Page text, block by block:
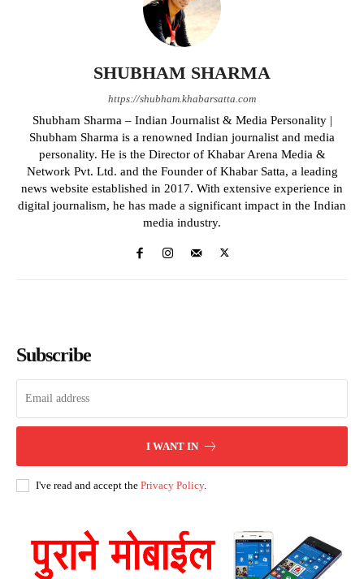
SHUBHAM SHARMA
https://shubham.khabarsatta.com
Shubham Sharma – Indian Journalist & Media Personality |
Shubham Sharma is a renowned Indian journalist and media
personality. He is the Director of Khabar Arena Media &
Network Pvt. Ltd. and the Founder of Khabar Satta, a leading
news website established in 2017. With extensive experience in
digital journalism, he has made a significant impact in the Indian
media industry.
Subscribe
I WANT IN
I've read and accept the Privacy Policy.